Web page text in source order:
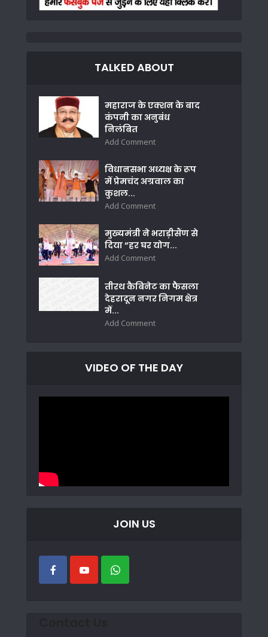
TALKED ABOUT
महाराज के एक्शन के बाद
कंपनी का अनुबंध
निलंबित
Add Comment
विधानसभा अध्यक्ष के रूप
में प्रेमचंद अग्रवाल का
कुशल...
Add Comment
मुख्यमंत्री ने भराड़ीसैंण से
दिया “हर घर योग...
Add Comment
तीरथ कैबिनेट का फैसला
देहरादून नगर निगम क्षेत्र
में...
Add Comment
VIDEO OF THE DAY
JOIN US